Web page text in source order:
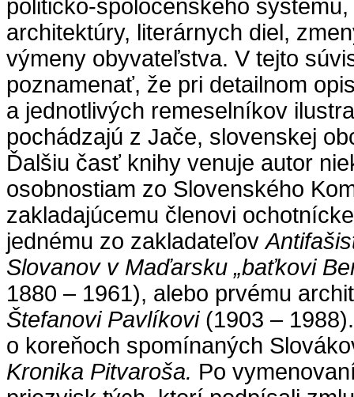
politicko-spoločenského
architektúry, literárnych diel,
výmeny obyvateľstva. V tejto
poznamenať, že pri detailnom
a jednotlivých remeselníkov
pochádzajú z Jače, slovenskej
Ďalšiu časť knihy venuje autor
osobnostiam zo Slovenského
zakladajúcemu členovi
jednému zo zakladateľov
Slovanov v Maďarsku „baťkovi
1880 – 1961), alebo prvému
Štefanovi Pavlíkovi(1903 –
o koreňoch spomínaných
Kronika Pitvaroša. Po